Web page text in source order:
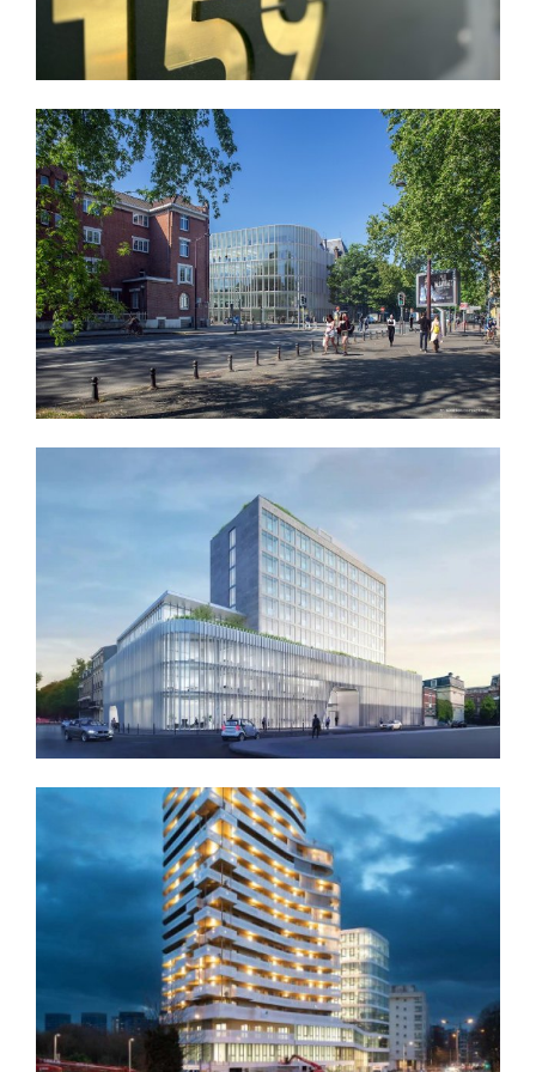
Découvrir
METRONOM IMMEUBLE DE BUREAUX ET DE
LOGEMENTS - QUARTIER JEAN BAPTISTE LEBAS
LILLE
Nos références de chantiers
Découvrir
" EMBLEM " BOULEVARD CARNOT À LILLE POUR LE
LOT MÉTALLERIE SERRURERIE
Nos références de chantiers
Découvrir
CHANTIER " HOWEL " A WASQUEHAL POUR LE LOT
MÉTALLERIE INTÉRIEURE
Nos références de chantiers